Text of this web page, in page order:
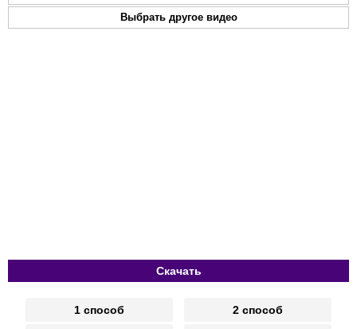
Выбрать другое видео
Скачать
1 способ 2 способ